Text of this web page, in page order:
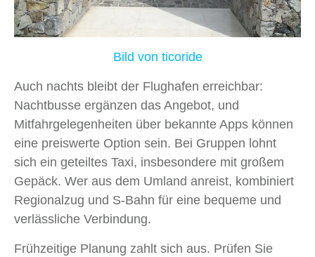
Bild von ticoride
Auch nachts bleibt der Flughafen erreichbar:
Nachtbusse ergänzen das Angebot, und
Mitfahrgelegenheiten über bekannte Apps können
eine preiswerte Option sein. Bei Gruppen lohnt
sich ein geteiltes Taxi, insbesondere mit großem
Gepäck. Wer aus dem Umland anreist, kombiniert
Regionalzug und S-Bahn für eine bequeme und
verlässliche Verbindung.
Frühzeitige Planung zahlt sich aus. Prüfen Sie